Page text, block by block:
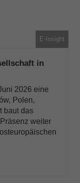
E-Insight
in
2026 eine
Polen,
baut das
weiter